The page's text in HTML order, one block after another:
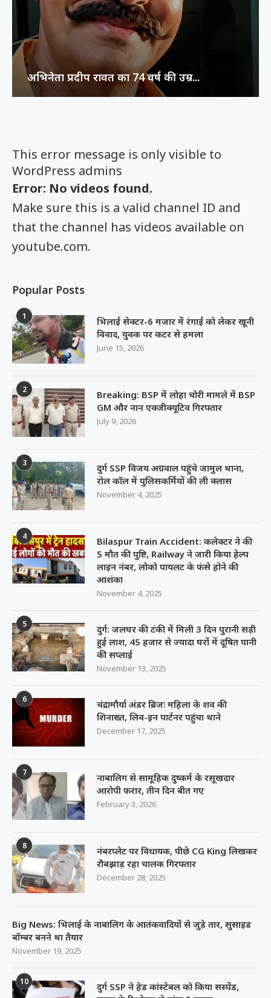
This error message is only visible to
WordPress admins
Error: No videos found.
Make sure this is a valid channel ID and
that the channel has videos available on
youtube.com.
Popular Posts
1
भिलाई सेक्टर-6 मजार में रंगाई को लेकर खूनी
विवाद, युवक पर कटर से हमला
June 15, 2026
2
Breaking: BSP में लोहा चोरी मामले में BSP
GM और नान एक्जीक्यूटिव गिरफ्तार
July 9, 2026
3
दुर्ग SSP विजय अग्रवाल पहुंचे जामुल थाना,
रोल कॉल में पुलिसकर्मियों की ली क्लास
November 4, 2025
4
Bilaspur Train Accident: कलेक्टर ने की
5 मौत की पुष्टि, Railway ने जारी किया हेल्प
लाइन नंबर, लोको पायलट के फंसे होने की
आशंका
November 4, 2025
5
दुर्ग: जलघर की टंकी में मिली 3 दिन पुरानी सड़ी
हुई लाश, 45 हजार से ज्यादा घरों में दूषित पानी
की सप्लाई
November 13, 2025
6
चंद्रामौर्या अंडर ब्रिजः महिला के शव की
शिनाख्त, लिव-इन पार्टनर पहुंचा थाने
December 17, 2025
7
नाबालिग से सामूहिक दुष्कर्म के रसूखदार
आरोपी फरार, तीन दिन बीत गए
February 3, 2026
8
नंबरप्लेट पर विधायक, पीछे CG King लिखकर
रौबझाड़ रहा चालक गिरफ्तार
December 28, 2025
Big News: भिलाई के नाबालिग के आतंकवादियों से जुड़े तार, सुसाइड
बॉम्बर बनने था तैयार
November 19, 2025
10
दुर्ग SSP ने हेड कांस्टेबल को किया सस्पेंड,
अभिनेता प्रदीप रावत का 74 वर्ष की उम्र...